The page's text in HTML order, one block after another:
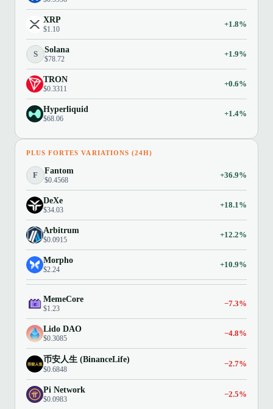
XRP
$1.10
+1.8%
S Solana
$78.72
+1.9%
TRON
$0.3311
+0.6%
Hyperliquid
$68.06
+1.4%
PLUS FORTES VARIATIONS (24H)
F Fantom
$0.4568
+36.9%
DeXe
$34.03
+18.1%
Arbitrum
$0.0915
+12.2%
Morpho
$2.24
+10.9%
MemeCore
$1.23
−7.3%
Lido DAO
$0.3085
−4.8%
币安人生 (BinanceLife)
$0.6848
−2.7%
Pi Network
$0.0983
−2.5%